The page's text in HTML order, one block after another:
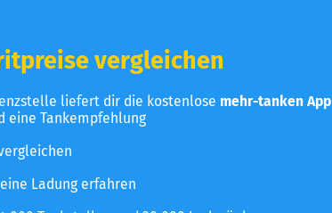
vergleichen
liefert dir die kostenlose mehr-tanken App
eine Tankempfehlung
Ladung erfahren